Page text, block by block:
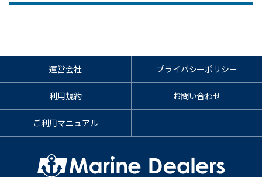
運営会社 プライバシーポリシー
利用規約 お問い合わせ
ご利用マニュアル